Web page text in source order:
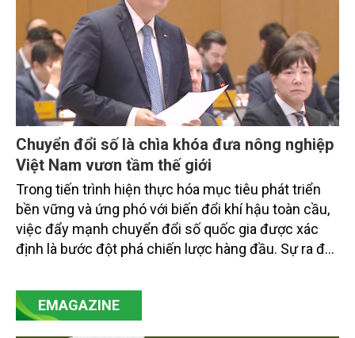
Chuyển đổi số là chìa khóa đưa nông nghiệp
Việt Nam vươn tầm thế giới
Trong tiến trình hiện thực hóa mục tiêu phát triển
bền vững và ứng phó với biến đổi khí hậu toàn cầu,
việc đẩy mạnh chuyển đổi số quốc gia được xác
định là bước đột phá chiến lược hàng đầu. Sự ra đời
mạnh mẽ, thúc đẩy quá trình cải cách toàn diện,
minh bạch hóa chuỗi cung ứng và nâng cao hiệu
EMAGAZINE